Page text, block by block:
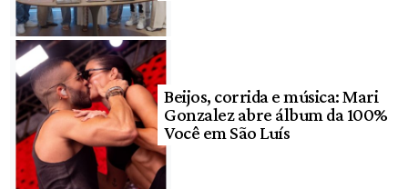
Beijos, corrida e música: Mari
Gonzalez abre álbum da 100%
Você em São Luís